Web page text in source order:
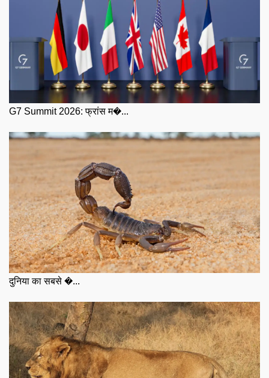
G7 Summit 2026: फ्रांस म�...
दुनिया का सबसे �...